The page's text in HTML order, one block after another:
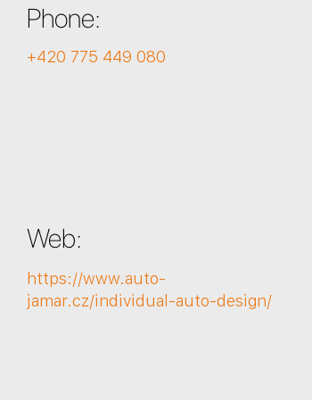
Phone:
+420 775 449 080
Web:
https://www.auto-
jamar.cz/individual-auto-design/